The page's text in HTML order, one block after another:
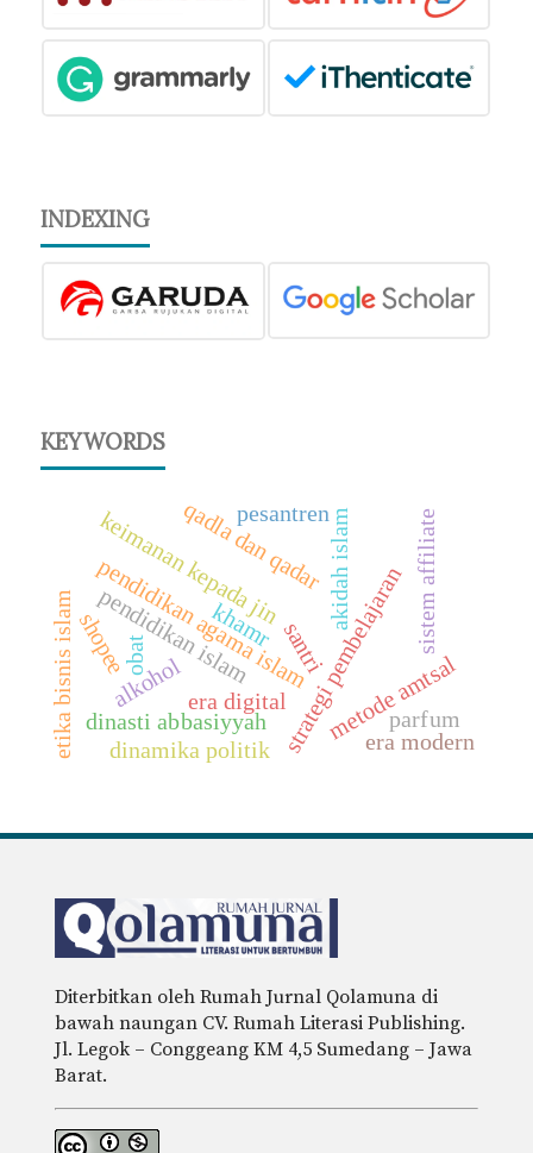
INDEXING
KEYWORDS
pendidikan agama islamstrategi pembelajaran
keimanan kepada jin akidah islam
metode amtsal
qadla dan qadar
p
e
n
d
i
d
i
k
a
n
i
s
l
a
m
era digital
sistem affiliate
shopee
etika bisnis islam
pesantren
santri
dinasti abbasiyyah
dinamika politik
era modern
alkohol
parfum
khamr
obat
Diterbitkan oleh Rumah Jurnal Qolamuna di
bawah naungan CV. Rumah Literasi Publishing.
Jl. Legok – Conggeang KM 4,5 Sumedang – Jawa
Barat.